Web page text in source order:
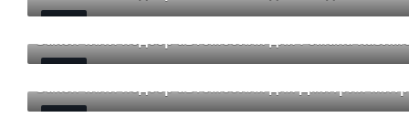
Закончили подбор автомобиля для Романа
Закончили подбор автомобиля для Дмитрия
Закончили подбор автомобиля для Дмитрия